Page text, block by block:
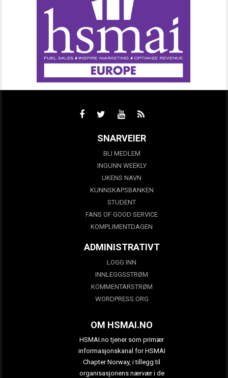
SNARVEIER
BLI MEDLEM
INGUNN WEEKLY
UKENS NAVN
KUNNSKAPSBANKEN
STUDENT
FANS OF GOOD SERVICE
KOMPLIMENTDAGEN
ADMINISTRATIVT
LOGG INN
INNLEGGSSTRØM
KOMMENTARSTRØM
WORDPRESS.ORG
OM HSMAI.NO
HSMAI.no tjener som primær
informasjonskanal for HSMAI
Chapter Norway, i tillegg til
organisasjonens nærvær i de